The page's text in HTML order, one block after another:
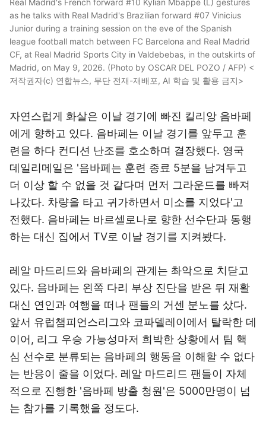
Real Madrid's French forward #10 Kylian Mbappe (L) gestures
as he talks with Real Madrid's Brazilian forward #07 Vinicius
Junior during a training session on the eve of the Spanish
league football match between FC Barcelona and Real Madrid
CF, at Real Madrid Sports City in Valdebebas, in the outskirts of
Madrid, on May 9, 2026. (Photo by OSCAR DEL POZO / AFP) <
저작권자(c) 연합뉴스, 무단 전재-재배포, AI 학습 및 활용 금지>
자연스럽게 화살은 이날 경기에 빠진 킬리앙 음바페
에게 향하고 있다. 음바페는 이날 경기를 앞두고 훈
련을 하다 컨디션 난조를 호소하며 결장했다. 영국
데일리메일은 '음바페는 훈련 종료 5분을 남겨두고
더 이상 할 수 없을 것 같다며 먼저 그라운드를 빠져
나갔다. 차량을 타고 귀가하면서 미소를 지었다'고
전했다. 음바페는 바르셀로나로 향한 선수단과 동행
하는 대신 집에서 TV로 이날 경기를 지켜봤다.
레알 마드리드와 음바페의 관계는 촤악으로 치닫고
있다. 음바페는 왼쪽 다리 부상 진단을 받은 뒤 재활
대신 연인과 여행을 떠나 팬들의 거센 분노를 샀다.
앞서 유럽챔피언스리그와 코파델레이에서 탈락한 데
이어, 리그 우승 가능성마저 희박한 상황에서 팀 핵
심 선수로 분류되는 음바페의 행동을 이해할 수 없다
는 반응이 줄을 이었다. 레알 마드리드 팬들이 자체
적으로 진행한 '음바페 방출 청원'은 5000만명이 넘
는 참가를 기록했을 정도다.